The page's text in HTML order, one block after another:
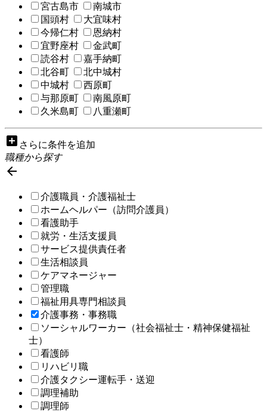
宮古島市
南城市
国頭村
大宜味村
今帰仁村
恩納村
宜野座村
金武町
読谷村
嘉手納町
北谷町
北中城村
中城村
西原町
与那原町
南風原町
久米島町
八重瀬町
add_box さらに条件を追加
職種から探す

介護職員・介護福祉士
ホームヘルパー（訪問介護員）
看護助手
就労・生活支援員
サービス提供責任者
生活相談員
ケアマネージャー
管理職
福祉用具専門相談員
介護事務・事務職
ソーシャルワーカー（社会福祉士・精神保健福祉
士）
看護師
リハビリ職
介護タクシー運転手・送迎
調理補助
調理師